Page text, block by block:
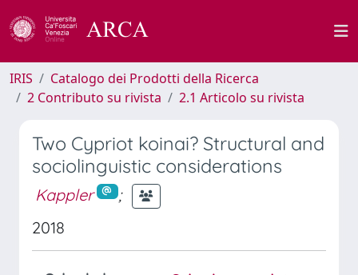
IRIS
Catalogo dei Prodotti della Ricerca
2 Contributo su rivista
2.1 Articolo su rivista
Two Cypriot koinai? Structural and
sociolinguistic considerations
Kappler
;
2018